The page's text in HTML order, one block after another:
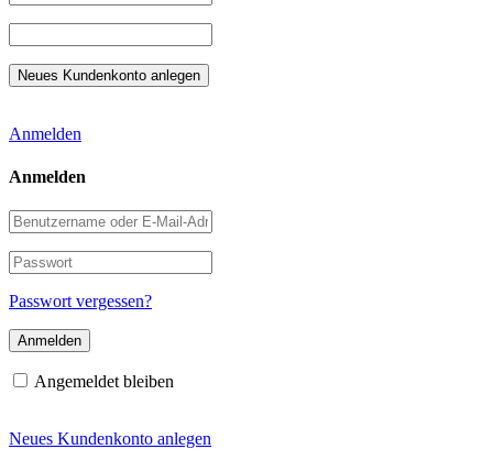
Anmelden
Anmelden
Benutzername
oder
E-
Mail-
Adresse
Passwort
Passwort vergessen?
Angemeldet bleiben
Neues Kundenkonto anlegen